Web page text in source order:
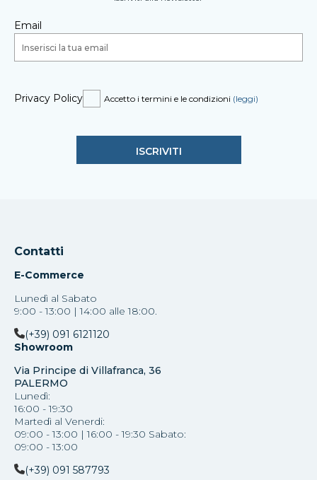
Email
Privacy Policy Accetto i termini e le condizioni (leggi)
Contatti
E-Commerce
Lunedì al Sabato
9:00 - 13:00 | 14:00 alle 18:00.
(+39) 091 6121120
Showroom
Via Principe di Villafranca, 36
PALERMO
Lunedì:
16:00 - 19:30
Martedì al Venerdi:
09:00 - 13:00 | 16:00 - 19:30 Sabato:
09:00 - 13:00
(+39) 091 587793